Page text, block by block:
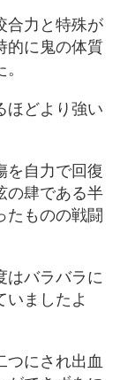
合力と特殊が
的に鬼の体質
ほどより強い
を自力で回復
の肆である半
たものの戦闘
はバラバラに
いましたよ
つにされ出血